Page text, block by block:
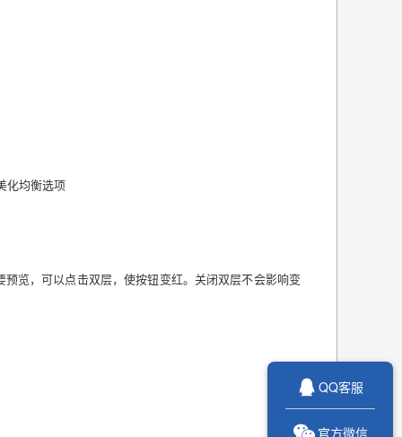
化均衡选项
览，可以点击双层，使按钮变红。关闭双层不会影响变
 QQ客服
 官方微信